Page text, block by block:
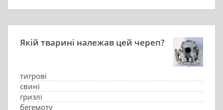
Якій тварині належав цей череп?
тигрові
свині
гризлі
бегемоту